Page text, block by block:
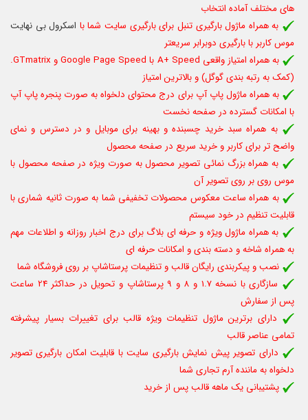
های مختلف آماده انتخاب
به همراه ماژول بارگیری تنبل برای بارگیری سایت شما با اسکرول بی نهایت
موس کاربر با بارگیری دوبرابر سریعتر
به همراه امتیاز واقعی A+ Speed ​​با Google Page Speed ​​و GTmatrix.
(کمک به رتبه بندی گوگل) و بالاترین امتیاز
به همراه ماژول پاپ آپ برای درج محتوای دلخواه به صورت پنجره پاپ آپ
با امکانات گسترده در صفحه نخست
به همراه سبد خرید چسبنده و بهینه برای موبایل و در دسترس و نمای
واضح تر برای کاربر و خرید سریع در صفحه محصول
به همراه بزرگ نمائی تصویر محصول به صورت ویژه در صفحه محصول با
موس روی بر روی تصویر آن
به همراه ساعت معکوس محصولات تخفیفی شما به صورت ثانیه شماری با
قابلیت تنظیم در خود سیستم
به همراه ماژول ویژه و حرفه ای بلاگ برای درج اخبار روزانه و اطلاعات مهم
به همراه شاخه و دسته بندی و امکانات حرفه ای
نصب و پیکربندی رایگان قالب و تنظیمات پرستاشاپ بر روی فروشگاه شما
سازگاری با نسخه 1.7 و 8 و 9 پرستاشاپ و تحویل در حداکثر 24 ساعت
پس از سفارش
دارای برترین ماژول تنظیمات ویژه قالب برای تغییرات بسیار پیشرفته
تمامی عناصر قالب
دارای تصویر پیش نمایش بارگیری سایت با قابلیت امکان بارگیری تصویر
دلخواه به ماننده آرم تجاری شما
پشتیبانی یک ماهه قالب پس از خرید